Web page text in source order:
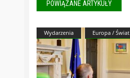
POWIĄZANE ARTYKUŁY
Wydarzenia Europa / Świat